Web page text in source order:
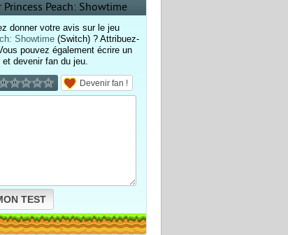
Princess Peach: Showtime
donner votre avis sur le jeu
Showtime (Switch) ? Attribuez-
pouvez également écrire un
devenir fan du jeu.
Devenir fan !
TEST